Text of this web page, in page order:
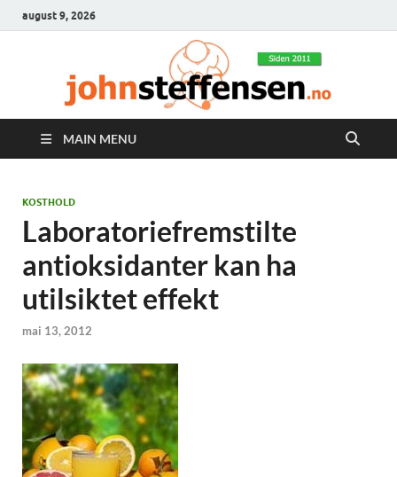
august 9, 2026
MAIN MENU
KOSTHOLD
Laboratoriefremstilte
antioksidanter kan ha
utilsiktet effekt
mai 13, 2012